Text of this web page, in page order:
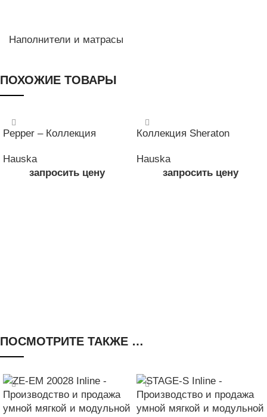
Наполнители и матрасы
ПОХОЖИЕ ТОВАРЫ
Pepper – Коллекция
Hauska
запросить цену
Коллекция Sheraton
Hauska
запросить цену
ПОСМОТРИТЕ ТАКЖЕ …